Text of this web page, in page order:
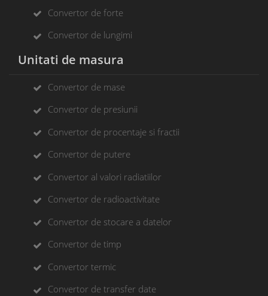
Convertor de forte
Convertor de lungimi
Unitati de masura
Convertor de mase
Convertor de presiunii
Convertor de procentaje si fractii
Convertor de putere
Convertor al valori radiatiilor
Convertor de radioactivitate
Convertor de stocare a datelor
Convertor de timp
Convertor termic
Convertor de transfer date